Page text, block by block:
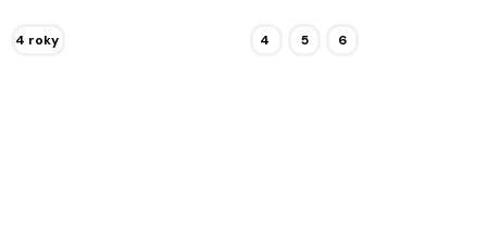
4 roky 4 5 6